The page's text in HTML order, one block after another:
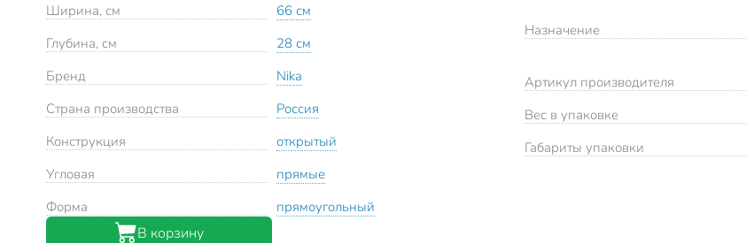
Ширина, см
66 см
Глубина, см
28 см
Бренд
Nika
Страна производства
Россия
Конструкция
открытый
Угловая
прямые
Форма
прямоугольный
Назначение
Артикул производителя
Вес в упаковке
Габариты упаковки
В корзину